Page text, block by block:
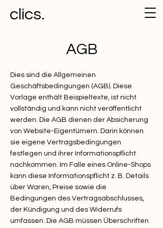
clics.
AGB
Dies sind die Allgemeinen
Geschäftsbedingungen (AGB). Diese
Vorlage enthält Beispieltexte, ist nicht
vollständig und kann nicht veröffentlicht
werden. Die AGB dienen der Absicherung
von Website-Eigentümern. Darin können
sie eigene Vertragsbedingungen
festlegen und ihrer Informationspflicht
nachkommen. Im Falle eines Online-Shops
kann diese Informationspflicht z. B. Details
über Waren, Preise sowie die
Bedingungen des Vertragsabschlusses,
der Kündigung und des Widerrufs
umfassen. Die AGB müssen Überschriften